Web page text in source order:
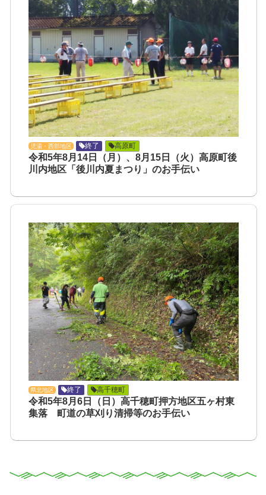
児湯・西部地区 終了 高原町
令和5年8月14日（月）、8月15日（火）高原町後
川内地区「後川内夏まつり」のお手伝い
県北地区 終了 高千穂町
令和5年8月6日（日）高千穂町押方地区五ヶ村東
集落 町道の草刈り清掃等のお手伝い